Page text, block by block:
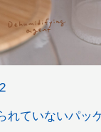
れていないパッ